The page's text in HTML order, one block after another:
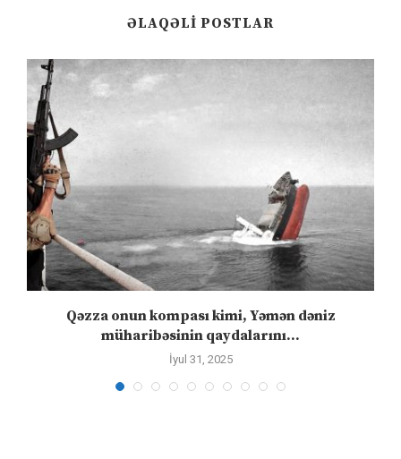
ƏLAQƏLI POSTLAR
Qəzza onun kompası kimi, Yəmən dəniz
müharibəsinin qaydalarını...
İyul 31, 2025